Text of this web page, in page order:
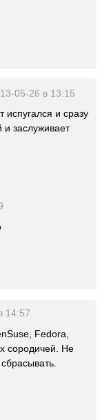
05-26 в 13:15
испугался и сразу
заслуживает
14:57
Fedora,
сородичей. Не